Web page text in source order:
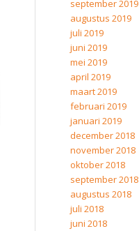
september 2019
augustus 2019
juli 2019
juni 2019
mei 2019
april 2019
maart 2019
februari 2019
januari 2019
december 2018
november 2018
oktober 2018
september 2018
augustus 2018
juli 2018
juni 2018